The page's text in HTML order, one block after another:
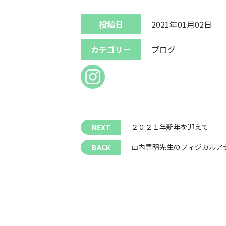
投稿日 2021年01月02日
カテゴリー ブログ
２０２１年新年を迎えて
山内豊明先生のフィジカルア